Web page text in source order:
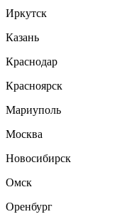
Иркутск
Казань
Краснодар
Красноярск
Мариуполь
Москва
Новосибирск
Омск
Оренбург